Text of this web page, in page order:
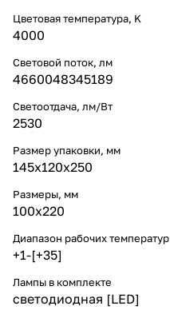
Цветовая температура, K
4000
Световой поток, лм
4660048345189
Светоотдача, лм/Вт
2530
Размер упаковки, мм
145x120x250
Размеры, мм
100x220
Диапазон рабочих температур
+1-[+35]
Лампы в комплекте
светодиодная [LED]